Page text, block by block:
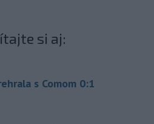
si aj:
s Comom 0:1